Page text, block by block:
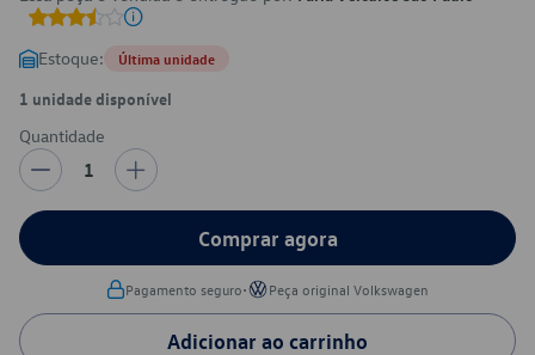
Estoque: Última unidade
1 unidade disponível
Quantidade
1
Comprar agora
Pagamento seguro• Peça original Volkswagen
Adicionar ao carrinho